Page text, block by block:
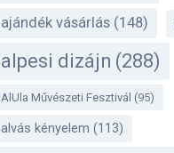
ajándék vásárlás(148)
alpesi dizájn (288)
AlUla Művészeti Fesztivál (95)
alvás kényelem (113)